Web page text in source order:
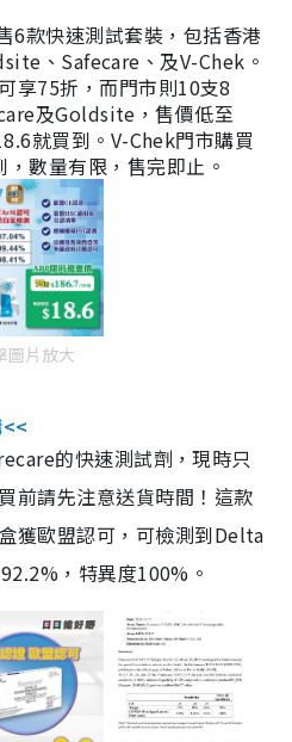
6款快速測試套裝，包括香港
、Safecare、及V-Chek。
享75折，而門市則10支8
及Goldsite，售價低至
就買到。V-Chek門市購買
數量有限，售完即止。
圖片放大
的快速測試劑，現時只
前請先注意送貨時間！這款
獲歐盟認可，可檢測到Delta
，特異度100%。